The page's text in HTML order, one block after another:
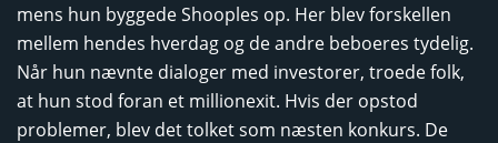
mens hun byggede Shooples op. Her blev forskellen
mellem hendes hverdag og de andre beboeres tydelig.
Når hun nævnte dialoger med investorer, troede folk,
at hun stod foran et millionexit. Hvis der opstod
problemer, blev det tolket som næsten konkurs. De